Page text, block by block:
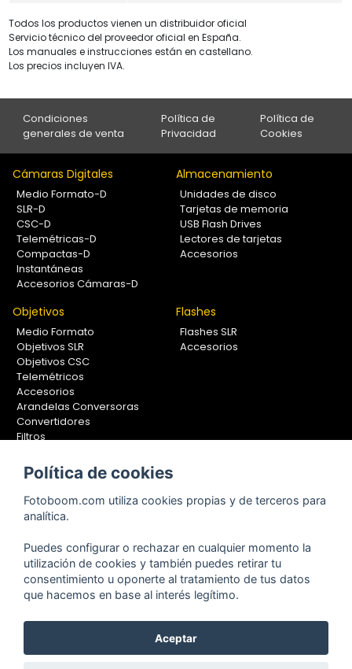
Todos los productos vienen un distribuidor oficial
Servicio técnico del proveedor oficial en España.
Los manuales e instrucciones están en castellano.
Los precios incluyen IVA.
Condiciones
generales de venta
Política de
Privacidad
Política de
Cookies
Cámaras Digitales
Medio Formato-D
SLR-D
CSC-D
Telemétricas-D
Compactas-D
Instantáneas
Accesorios Cámaras-D
Almacenamiento
Unidades de disco
Tarjetas de memoria
USB Flash Drives
Lectores de tarjetas
Accesorios
Objetivos
Medio Formato
Objetivos SLR
Objetivos CSC
Telemétricos
Accesorios
Arandelas Conversoras
Convertidores
Filtros
Calibradores
Flashes
Flashes SLR
Accesorios
Soportes Fotografía
Monopiés
Trípodes
Kit Completos
Accesorios
Copyright © 2001-2024, Fotoboom, Fotonet, S.L. CIF. B-83430587
C/ San Romualdo Nº26 - 28037 Madrid - España
Política de cookies
Fotoboom.com utiliza cookies propias y de terceros para
analítica.
Puedes configurar o rechazar en cualquier momento la
utilización de cookies y también puedes retirar tu
consentimiento u oponerte al tratamiento de tus datos
que hacemos en base al interés legítimo.
Aceptar